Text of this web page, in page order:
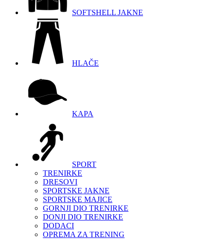
SOFTSHELL JAKNE
HLAČE
KAPA
SPORT
TRENIRKE
DRESOVI
SPORTSKE JAKNE
SPORTSKE MAJICE
GORNJI DIO TRENIRKE
DONJI DIO TRENIRKE
DODACI
OPREMA ZA TRENING